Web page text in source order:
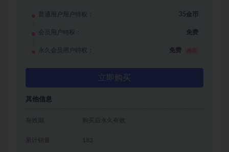
普通用户用户特权： 35金币
会员用户特权： 免费
永久会员用户特权： 免费
立即购买
其他信息
有效期 购买后永久有效
累计销量 183